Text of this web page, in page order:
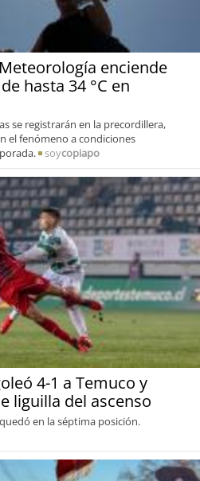
enciende
hasta 34 °C en
se registrarán en la precordillera,
el fenómeno a condiciones
soycopiapo
4-1 a Temuco y
liguilla del ascenso
en la séptima posición.